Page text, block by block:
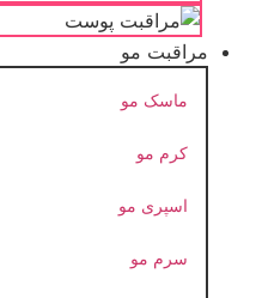
مراقبت مو
ماسک مو
کرم مو
اسپری مو
سرم مو